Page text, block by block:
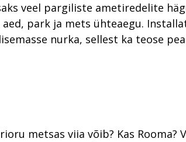
veel pargiliste ametiredelite
park ja mets ühteaegu.
nurka, sellest ka teose
metsas viia võib? Kas Rooma?